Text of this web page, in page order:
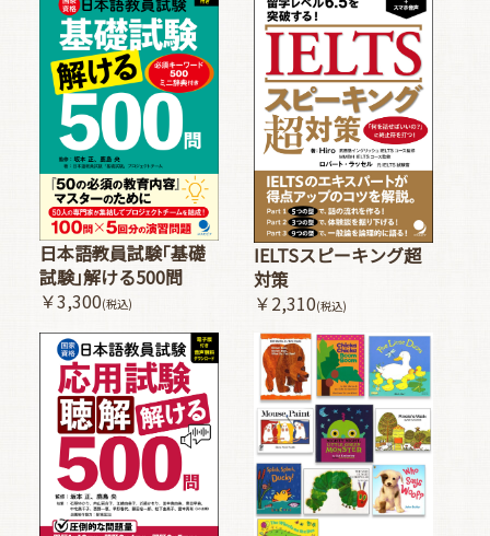
日本語教員試験｢基礎
試験｣解ける500問
￥3,300(税込)
IELTSスピーキング超
対策
￥2,310(税込)